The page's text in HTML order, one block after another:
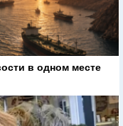
в одном месте